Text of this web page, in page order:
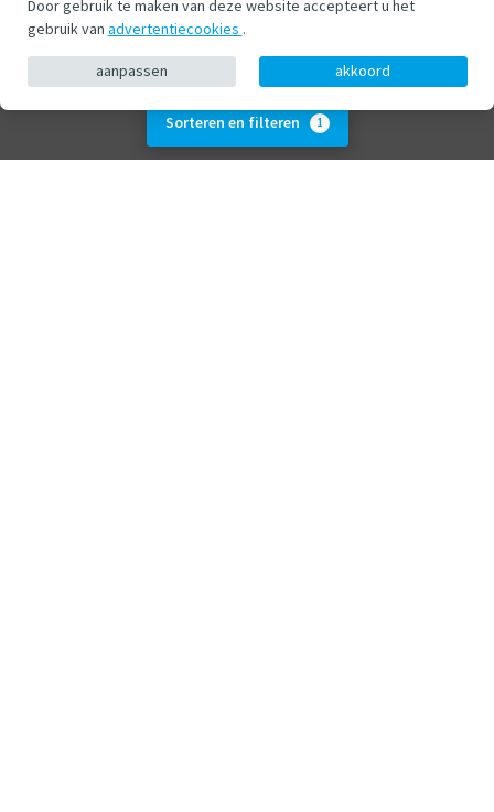
Sorteren en filteren 1
Door gebruik te maken van deze website accepteert u het
gebruik van advertentiecookies .
aanpassen akkoord